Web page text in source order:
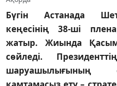
Бүгін Астанада
кеңесінің 38-ші
жатыр. Жиында
сөйледі.
шаруашылығының